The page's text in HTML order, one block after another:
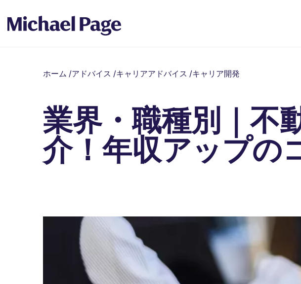
ホーム /アドバイス /キャリアアドバイス /キャリア開発
業界・職種別｜不
介！年収アップの